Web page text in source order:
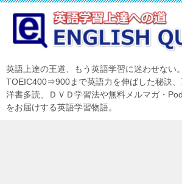
英語上達の王道、もう英語学習に迷わせない
TOEIC400⇒900まで英語力を伸ばした秘訣、
洋書多読、ＤＶＤ学習法や無料メルマガ・
をお届けする英語学習物語。